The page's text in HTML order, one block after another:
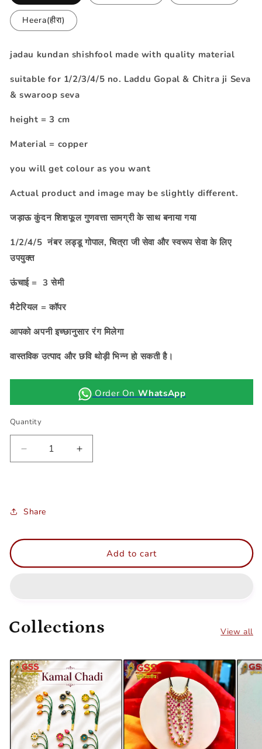
Heera(हीरा)
jadau kundan shishfool made with quality material
suitable for 1/2/3/4/5 no. Laddu Gopal & Chitra ji Seva
& swaroop seva
height = 3 cm
Material = copper
you will get colour as you want
Actual product and image may be slightly different.
जड़ाऊ कुंदन शिशफूल गुणवत्ता सामग्री के साथ बनाया गया
1/2/4/5 नंबर लड्डू गोपाल, चित्रा जी सेवा और स्वरूप सेवा के लिए
उपयुक्त
ऊंचाई = 3 सेमी
मैटेरियल = कॉपर
आपको अपनी इच्छानुसार रंग मिलेगा
वास्तविक उत्पाद और छवि थोड़ी भिन्न हो सकती है।
Order On WhatsApp
Quantity
Decrease
quantity
shishfool
Increase
quantity
Share
Add to cart
Collections View all